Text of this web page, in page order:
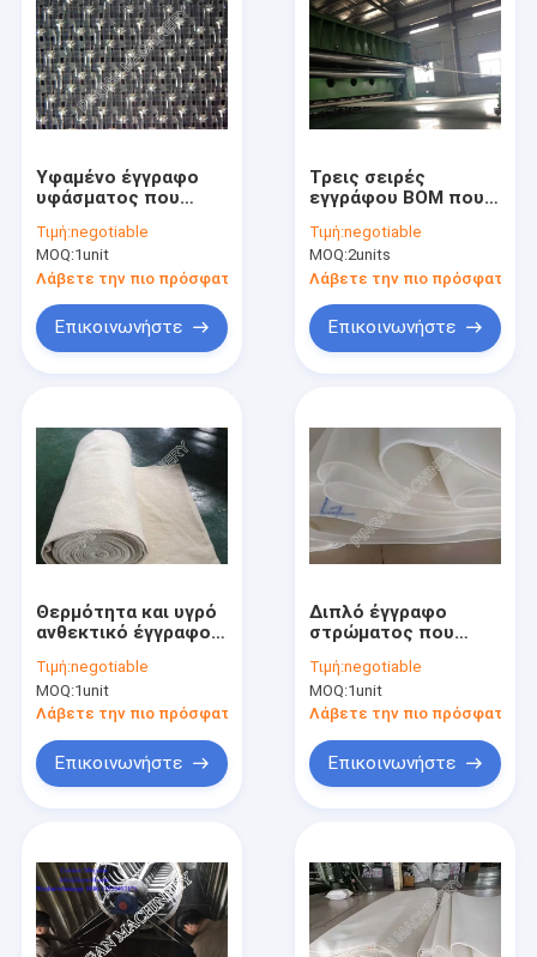
Προϊόντα
Περίπου εμείς
Υφαμένο έγγραφο
υφάσματος που
πολυεστέρα
ιματισμού μερών
100% μηχανών
Τιμή:negotiable
MOQ:1unit
Λάβετε την πιο πρόσφατη τιμή
Επικοινωνήστε
Τρεις σειρές
εγγράφου BOM που
Τύπο ειδικό για το
έγγραφο που κάνει
τη βιομηχανία
Τιμή:negotiable
MOQ:2units
Λάβετε την πιο πρόσφατη
Επικοινωνήστε
Θερμότητα και υγρό
ανθεκτικό έγγραφο
το έγγραφο
υφάσματος
κάνοντας να πάρει
Τιμή:negotiable
MOQ:1unit
Λάβετε την πιο πρόσφατη τιμή
Επικοινωνήστε
Διπλό έγγραφο
στρώματος που
μηχανή τον άσπρο
αρίστης ποιότητας
BOM ανώτερο μερών
Τιμή:negotiable
MOQ:1unit
Λάβετε την πιο πρόσφατη
Επικοινωνήστε